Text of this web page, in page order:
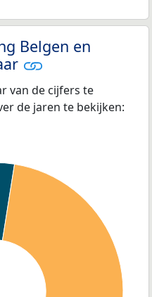
Belgen en
van de cijfers te
de jaren te bekijken: